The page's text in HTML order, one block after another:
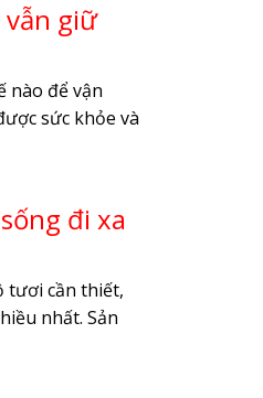
vẫn giữ
nào để vận
sức khỏe và
đi xa
tươi cần thiết,
nhất. Sản